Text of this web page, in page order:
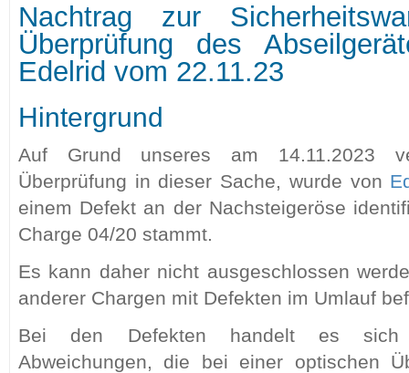
Nachtrag zur
Überprüfung des
Edelrid vom 22.11.23
Hintergrund
Auf Grund unseres am 14.11.2023
Überprüfung in dieser Sache, wurde von
einem Defekt an der Nachsteigeröse
Charge 04/20 stammt.
Es kann daher nicht ausgeschlossen
anderer Chargen mit Defekten im Umlauf
Bei den Defekten handelt es sich
Abweichungen, die bei einer optischen